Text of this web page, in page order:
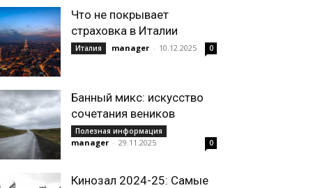
Что не покрывает
страховка в Италии
Италия manager - 10.12.2025 0
Банный микс: искусство
сочетания веников
Полезная информация
manager - 29.11.2025 0
Кинозал 2024-25: Самые